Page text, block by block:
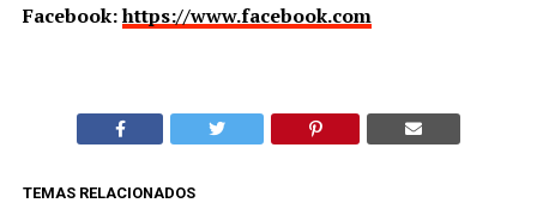
Facebook:https://www.facebook.com
TEMAS RELACIONADOS